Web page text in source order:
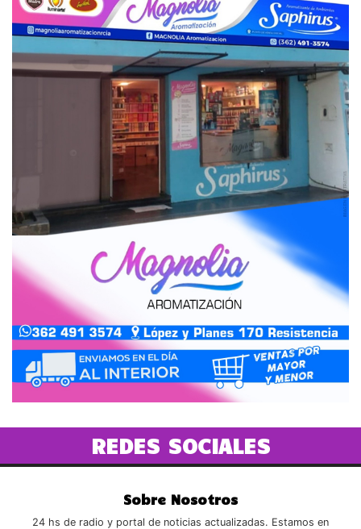
REDES SOCIALES
Sobre Nosotros
24 hs de radio y portal de noticias actualizadas. Estamos en